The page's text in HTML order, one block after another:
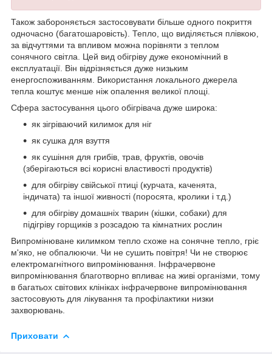
Також забороняється застосовувати більше одного покриття
одночасно (багатошаровість). Тепло, що виділяється плівкою,
за відчуттями та впливом можна порівняти з теплом
сонячного світла. Цей вид обігріву дуже економічний в
експлуатації. Він відрізняється дуже низьким
енергоспоживанням. Використання локального джерела
тепла коштує менше ніж опалення великої площі.
Сфера застосування цього обігрівача дуже широка:
як зігріваючий килимок для ніг
як сушка для взуття
як сушіння для грибів, трав, фруктів, овочів
(зберігаються всі корисні властивості продуктів)
для обігріву свійської птиці (курчата, каченята,
індичата) та іншої живності (поросята, кролики і т.д.)
для обігріву домашніх тварин (кішки, собаки) для
підігріву горщиків з розсадою та кімнатних рослин
Випромінюване килимком тепло схоже на сонячне тепло, гріє
м'яко, не обпалюючи. Чи не сушить повітря! Чи не створює
електромагнітного випромінювання. Інфрачервоне
випромінювання благотворно впливає на живі організми, тому
в багатьох світових клініках інфрачервоне випромінювання
застосовують для лікування та профілактики низки
захворювань.
Приховати